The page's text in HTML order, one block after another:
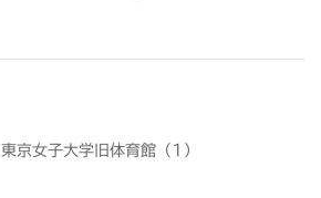
東京女子大学旧体育館（1）